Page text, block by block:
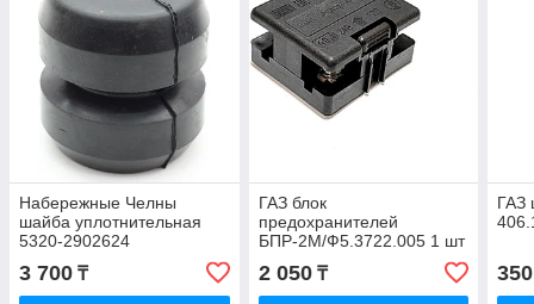
Набережные Челны
шайба уплотнительная
5320-2902624
3 700 ₸
ГАЗ блок
предохранителей
БПР-2М/Ф5.3722.005 1 шт
2 050₸
ГАЗ
350